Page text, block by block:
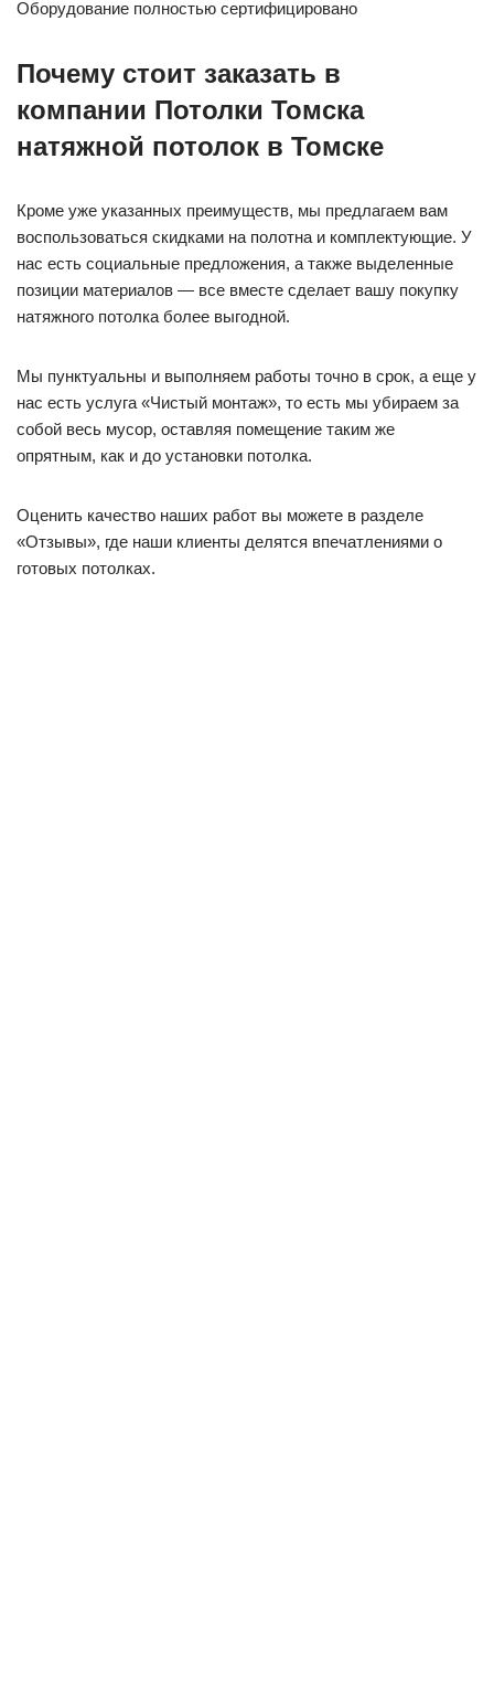
Оборудование полностью сертифицировано
Почему стоит заказать в
компании Потолки Томска
натяжной потолок в Томске
Кроме уже указанных преимуществ, мы предлагаем вам
воспользоваться скидками на полотна и комплектующие. У
нас есть социальные предложения, а также выделенные
позиции материалов — все вместе сделает вашу покупку
натяжного потолка более выгодной.
Мы пунктуальны и выполняем работы точно в срок, а еще у
нас есть услуга «Чистый монтаж», то есть мы убираем за
собой весь мусор, оставляя помещение таким же
опрятным, как и до установки потолка.
Оценить качество наших работ вы можете в разделе
«Отзывы», где наши клиенты делятся впечатлениями о
готовых потолках.